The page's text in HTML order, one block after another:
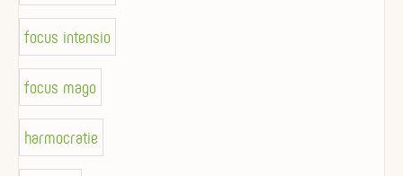
focus intensio
focus mago
harmocratie